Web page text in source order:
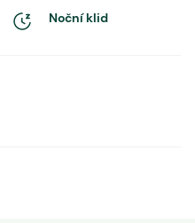
Noční klid